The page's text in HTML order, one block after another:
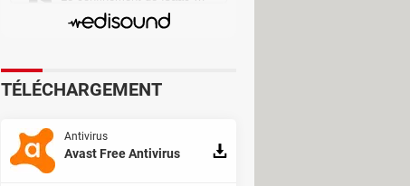
TÉLÉCHARGEMENT
Antivirus
Avast Free Antivirus